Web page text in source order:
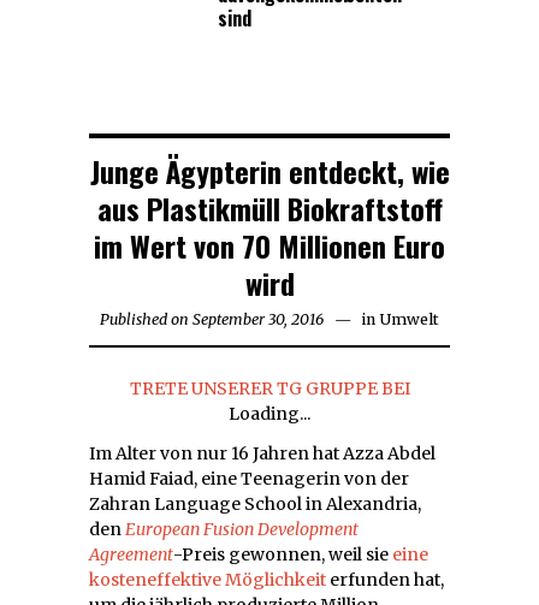
sind
Junge Ägypterin entdeckt, wie
aus Plastikmüll Biokraftstoff
im Wert von 70 Millionen Euro
wird
Published on September 30, 2016 September
30,
in Umwelt
TRETE UNSERER TG GRUPPE BEI
Loading...
Im Alter von nur 16 Jahren hat Azza Abdel
Hamid Faiad, eine Teenagerin von der
Zahran Language School in Alexandria,
denEuropean Fusion Development
Agreement-Preis gewonnen, weil sie eine
kosteneffektive Möglichkeit erfunden hat,